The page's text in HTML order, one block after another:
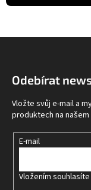
Odebírat
Vložte svůj e-mail a
produktech na našem
E-mail
Vložením souhlasíte